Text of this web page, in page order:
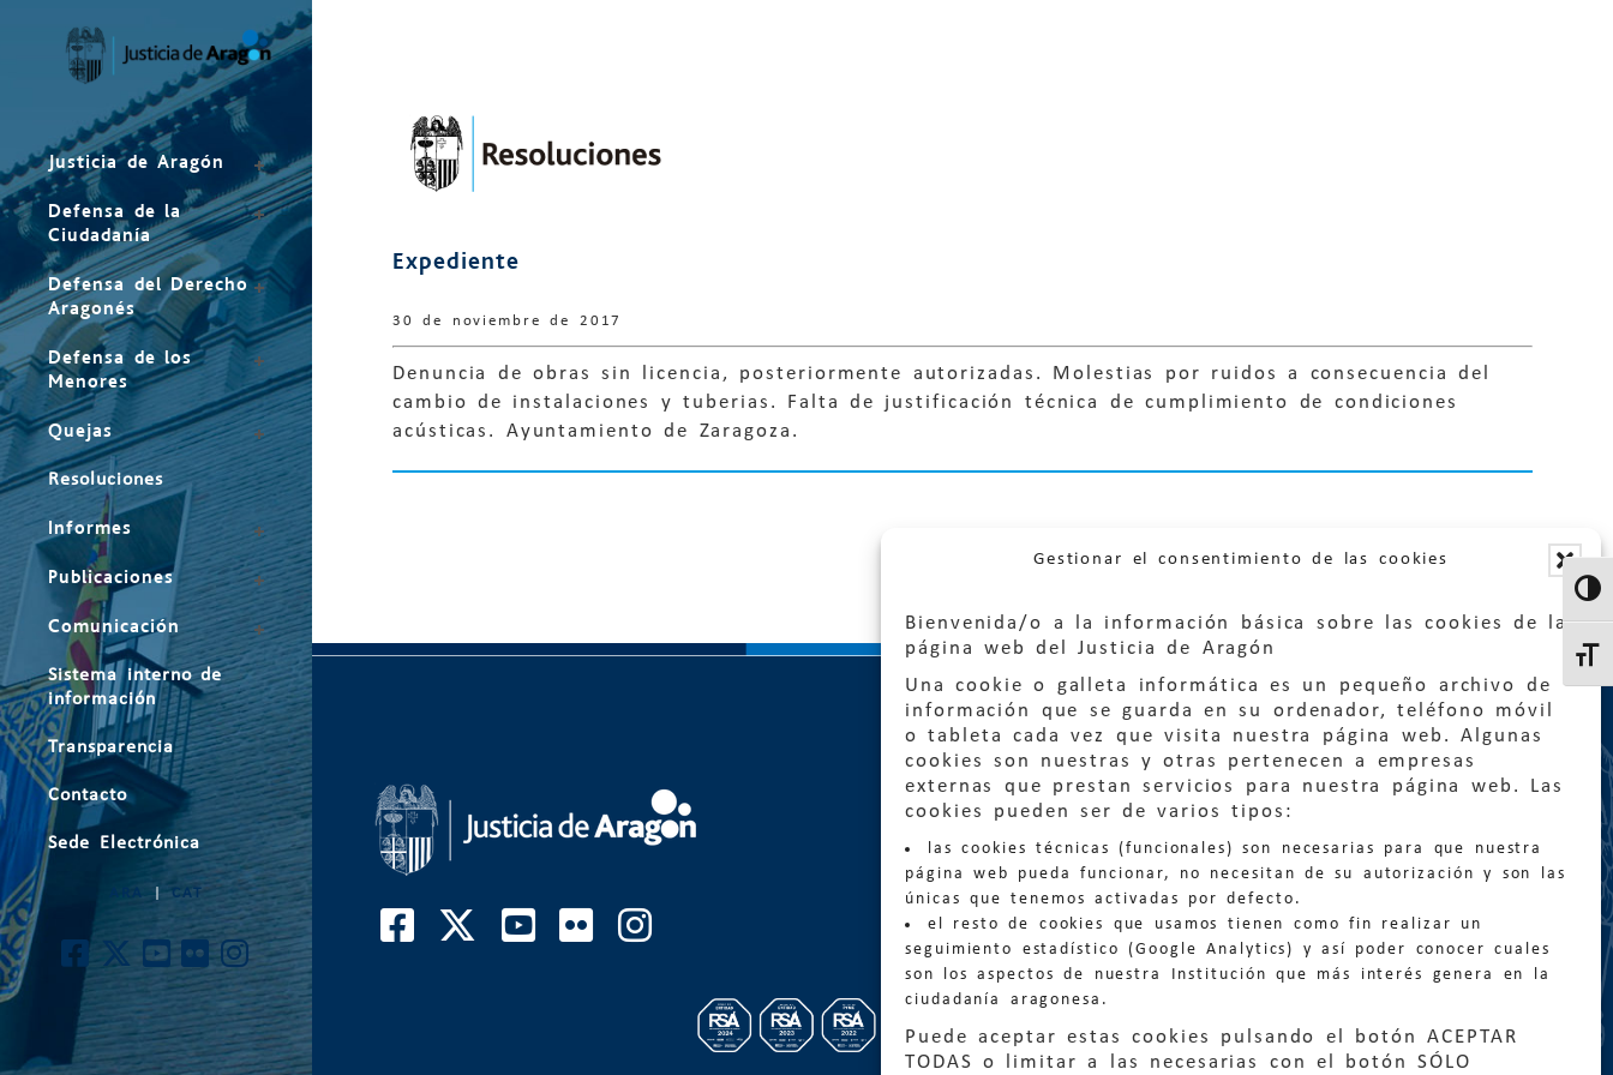
Gestionar el consentimiento de las cookies
Bienvenida/o a la información básica sobre las cookies de la
página web del Justicia de Aragón
Una cookie o galleta informática es un pequeño archivo de
información que se guarda en su ordenador, teléfono móvil
o tableta cada vez que visita nuestra página web. Algunas
cookies son nuestras y otras pertenecen a empresas
externas que prestan servicios para nuestra página web. Las
cookies pueden ser de varios tipos:
las cookies técnicas (funcionales) son necesarias para que nuestra
página web pueda funcionar, no necesitan de su autorización y son las
únicas que tenemos activadas por defecto.
el resto de cookies que usamos tienen como fin realizar un
seguimiento estadístico (Google Analytics) y así poder conocer cuales
son los aspectos de nuestra Institución que más interés genera en la
ciudadanía aragonesa.
Puede aceptar estas cookies pulsando el botón ACEPTAR
TODAS o limitar a las necesarias con el botón SÓLO
Justicia de Aragón
Defensa de la
Ciudadanía
Defensa del Derecho
Aragonés
Defensa de los
Menores
Quejas
Resoluciones
Informes
Publicaciones
Comunicación
Sistema interno de
información
Transparencia
Contacto
Sede Electrónica
|CAT
Expediente
30 de noviembre de 2017
Denuncia de obras sin licencia, posteriormente autorizadas. Molestias por ruidos a consecuencia del
cambio de instalaciones y tuberias. Falta de justificación técnica de cumplimiento de condiciones
acústicas. Ayuntamiento de Zaragoza.
Quejas:quejas@eljusticiadearagon.es
Información general:
informacion@eljusticiadearagon.es
Teléfonos: 900 210 210/ 976 399 354